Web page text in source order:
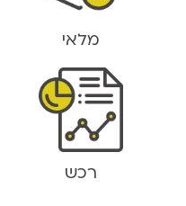
מלאי
רכש